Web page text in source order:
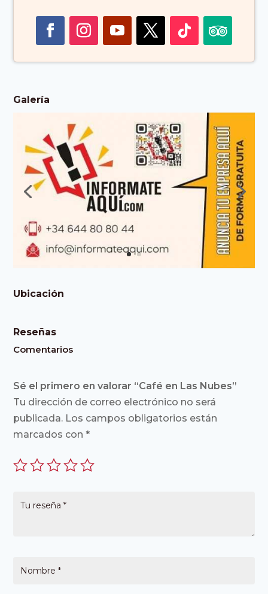
Galería
Ubicación
Reseñas
Comentarios
Sé el primero en valorar “Café en Las Nubes”
Tu dirección de correo electrónico no será
publicada. Los campos obligatorios están
marcados con*